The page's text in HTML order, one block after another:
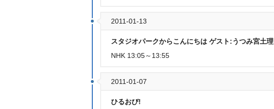
2011-01-13
スタジオパークからこんにちは ゲスト:うつみ宮土理
NHK 13:05～13:55
2011-01-07
ひるおび!